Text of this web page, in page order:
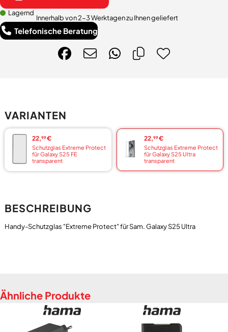
Lagernd
Innerhalb von 2-3 Werktagen zu Ihnen geliefert
Telefonische Beratung
VARIANTEN
22,99€
Schutzglas Extreme Protect
für Galaxy S25 FE
transparent
22,99€
Schutzglas Extreme Protect
für Galaxy S25 Ultra
transparent
BESCHREIBUNG
Handy-Schutzglas "Extreme Protect" für Sam. Galaxy S25 Ultra
Ähnliche Produkte